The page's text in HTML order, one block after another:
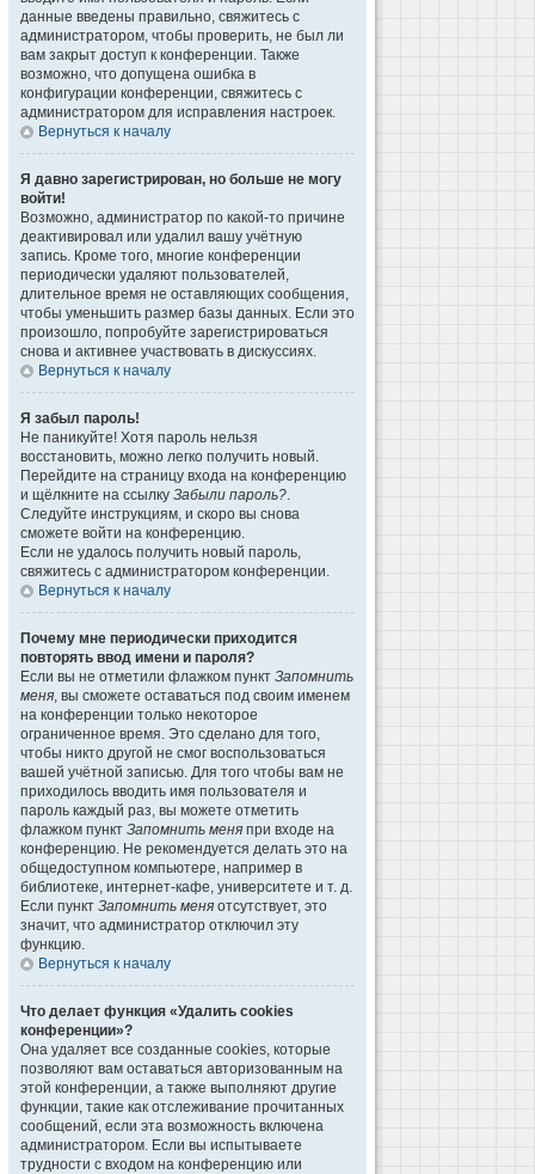
данные введены правильно, свяжитесь с
администратором, чтобы проверить, не был ли
вам закрыт доступ к конференции. Также
возможно, что допущена ошибка в
конфигурации конференции, свяжитесь с
администратором для исправления настроек.
Вернуться к началу
Я давно зарегистрирован, но больше не могу
войти!
Возможно, администратор по какой-то причине
деактивировал или удалил вашу учётную
запись. Кроме того, многие конференции
периодически удаляют пользователей,
длительное время не оставляющих сообщения,
чтобы уменьшить размер базы данных. Если это
произошло, попробуйте зарегистрироваться
снова и активнее участвовать в дискуссиях.
Вернуться к началу
Я забыл пароль!
Не паникуйте! Хотя пароль нельзя
восстановить, можно легко получить новый.
Перейдите на страницу входа на конференцию
и щёлкните на ссылку Забыли пароль?.
Следуйте инструкциям, и скоро вы снова
сможете войти на конференцию.
Если не удалось получить новый пароль,
свяжитесь с администратором конференции.
Вернуться к началу
Почему мне периодически приходится
повторять ввод имени и пароля?
Если вы не отметили флажком пункт Запомнить
меня, вы сможете оставаться под своим именем
на конференции только некоторое
ограниченное время. Это сделано для того,
чтобы никто другой не смог воспользоваться
вашей учётной записью. Для того чтобы вам не
приходилось вводить имя пользователя и
пароль каждый раз, вы можете отметить
флажком пункт Запомнить меня при входе на
конференцию. Не рекомендуется делать это на
общедоступном компьютере, например в
библиотеке, интернет-кафе, университете и т. д.
Если пункт Запомнить меня отсутствует, это
значит, что администратор отключил эту
функцию.
Вернуться к началу
Что делает функция «Удалить cookies
конференции»?
Она удаляет все созданные cookies, которые
позволяют вам оставаться авторизованным на
этой конференции, а также выполняют другие
функции, такие как отслеживание прочитанных
сообщений, если эта возможность включена
администратором. Если вы испытываете
трудности с входом на конференцию или